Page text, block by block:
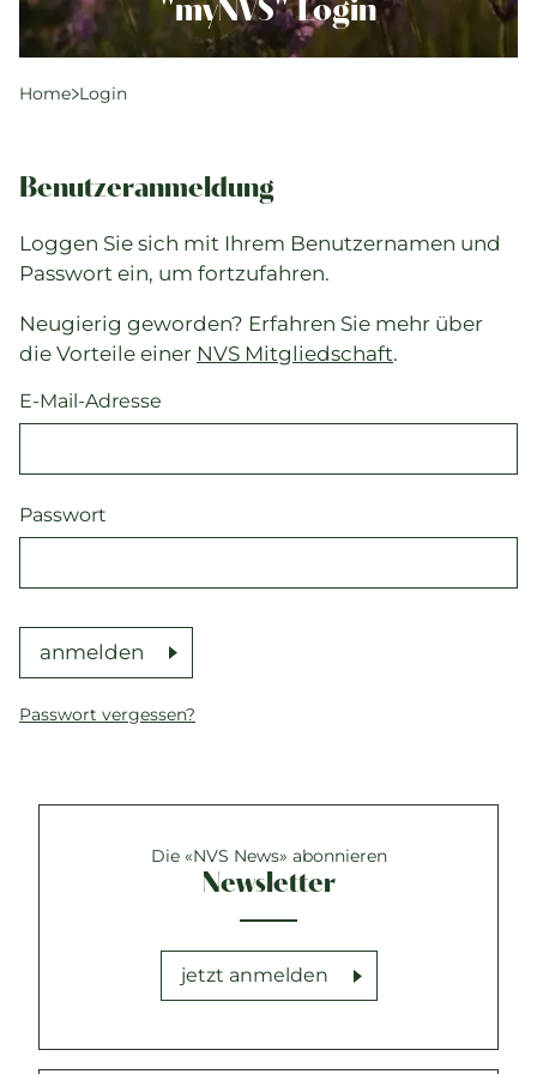
Praxisführung
Karriere & Jobs
Aktuelle Veranstaltungen
Aktuelles
Suchverzeichnisse
"myNVS" Login
Home Login
Benutzeranmeldung
Loggen Sie sich mit Ihrem Benutzernamen und
Passwort ein, um fortzufahren.
Neugierig geworden? Erfahren Sie mehr über
die Vorteile einer NVS Mitgliedschaft.
E-Mail-Adresse
Passwort
anmelden
Passwort vergessen?
Die «NVS News» abonnieren
Newsletter
jetzt anmelden